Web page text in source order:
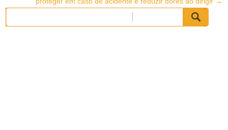
navigation
Pesquisar
por: